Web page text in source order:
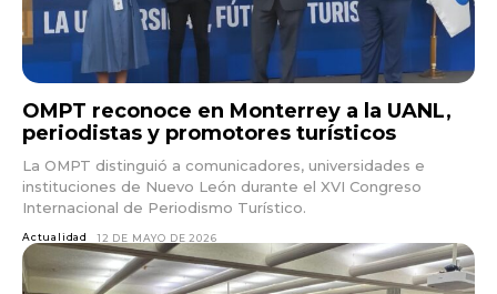
OMPT reconoce en Monterrey a la UANL,
periodistas y promotores turísticos
La OMPT distinguió a comunicadores, universidades e
instituciones de Nuevo León durante el XVI Congreso
Internacional de Periodismo Turístico.
Actualidad 12 DE MAYO DE 2026